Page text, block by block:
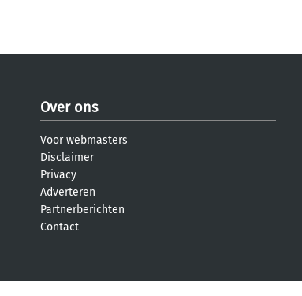
Over ons
Voor webmasters
Disclaimer
Privacy
Adverteren
Partnerberichten
Contact